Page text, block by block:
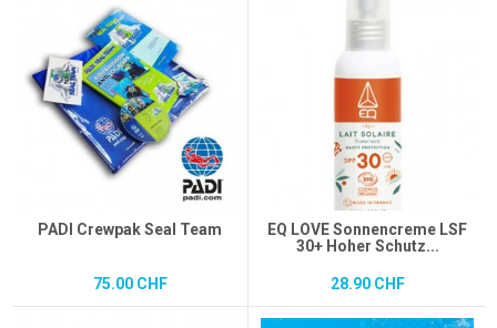
PADI Crewpak Seal Team
75.00 CHF
EQ LOVE Sonnencreme LSF
30+ Hoher Schutz...
28.90 CHF